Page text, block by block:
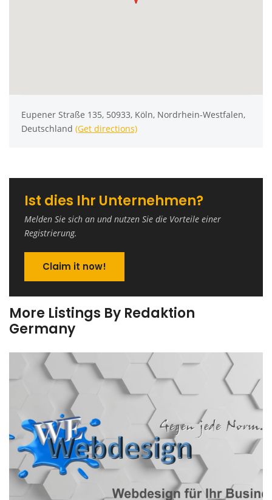
Eupener Straße 135, 50933, Köln, Nordrhein-Westfalen,
Deutschland (Get directions)
Ist dies Ihr Unternehmen?
Melden Sie sich an und nutzen Sie die Vorteile einer
Registrierung.
Claim it now!
More Listings By Redaktion
Germany